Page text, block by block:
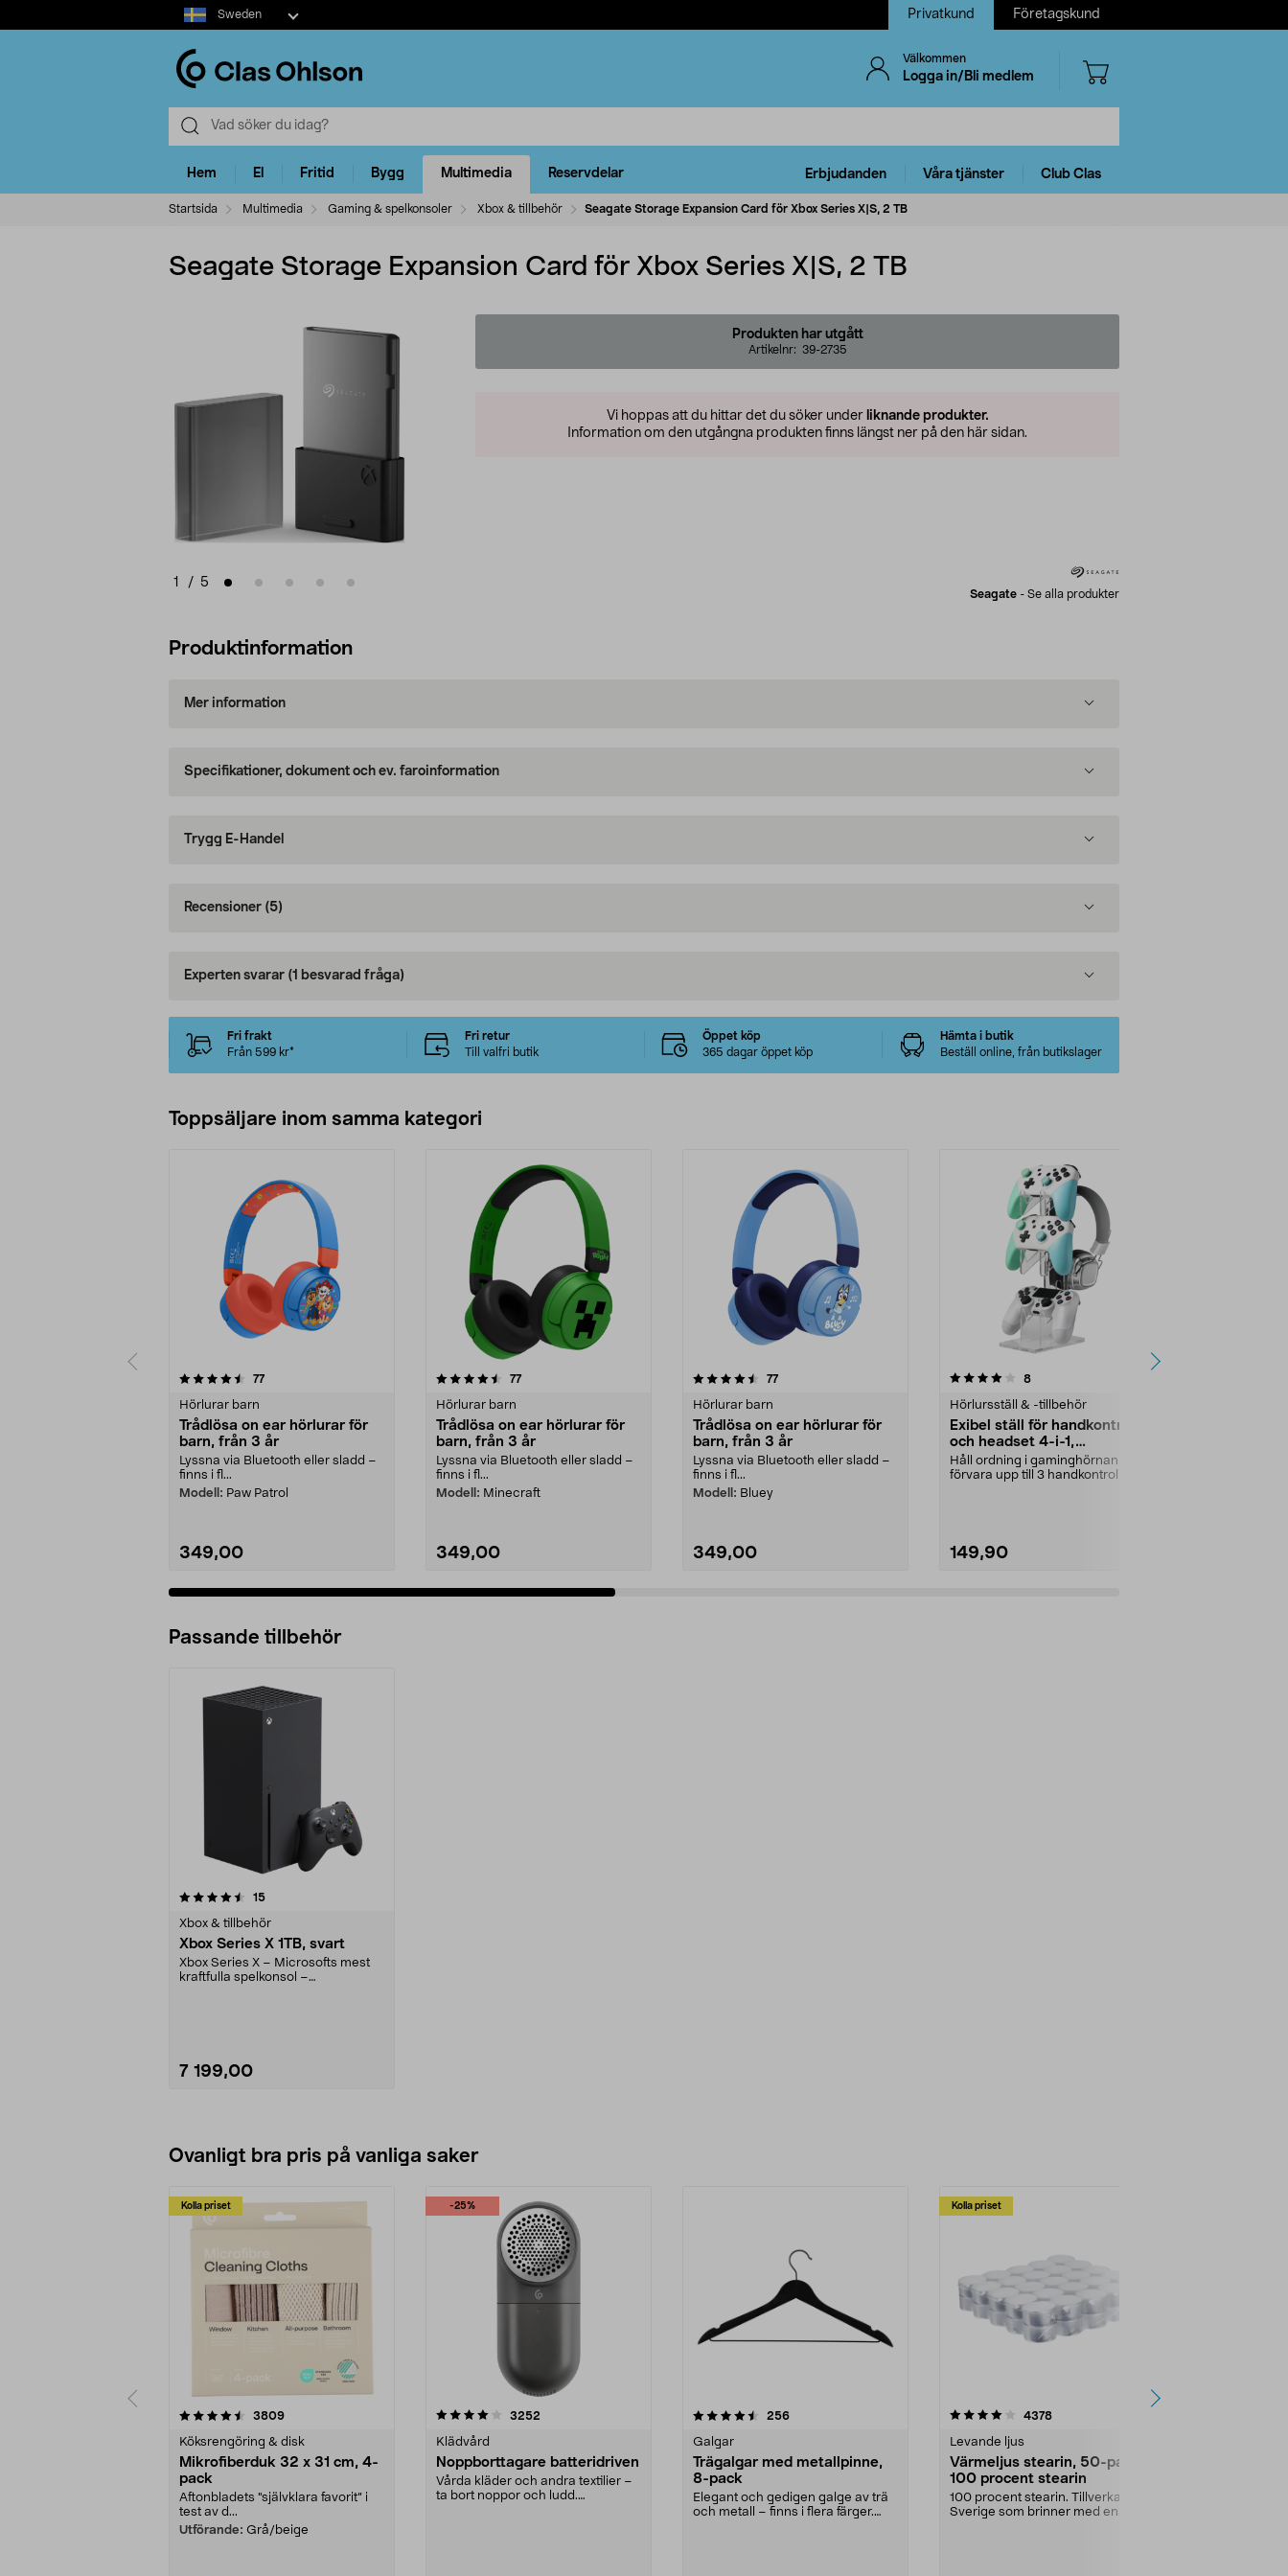
Select
market
Sweden Privatkund Företagskund
Välkommen
Logga in/Bli medlem
Hem El Fritid Bygg Multimedia Reservdelar Erbjudanden Våra tjänster Club Clas
Startsida Multimedia Gaming & spelkonsoler Xbox & tillbehör Seagate Storage Expansion Card för Xbox Series X|S, 2 TB
Seagate Storage Expansion Card för Xbox Series X|S, 2 TB
1 / 5
Produkten har utgått
Artikelnr: 39-2735
Vi hoppas att du hittar det du söker under liknande produkter.
Information om den utgångna produkten finns längst ner på den här sidan.
Seagate - Se alla produkter
Produktinformation
Mer information
Specifikationer, dokument och ev. faroinformation
Trygg E-Handel
Recensioner (5)
Experten svarar (1 besvarad fråga)
Fri frakt
Från 599 kr*
Fri retur
Till valfri butik
Öppet köp
365 dagar öppet köp
Hämta i butik
Beställ online, från butikslager
Toppsäljare inom samma kategori
77recensioner
Hörlurar barn
Trådlösa on ear hörlurar för
barn, från 3 år
Lyssna via Bluetooth eller sladd –
finns i fl...
Modell: Paw Patrol
349,00
4.5 av 5 stjärnor 77recensioner
Hörlurar barn
Trådlösa on ear hörlurar för
barn, från 3 år
Lyssna via Bluetooth eller sladd –
finns i fl...
Modell: Minecraft
349,00
4.5 av 5 stjärnor 77recensioner
Hörlurar barn
Trådlösa on ear hörlurar för
barn, från 3 år
Lyssna via Bluetooth eller sladd –
finns i fl...
Modell: Bluey
349,00
4.0 av 5 stjärnor 8recensioner
Hörlursställ & -tillbehör
Exibel ställ för handkontroller
och headset 4-i-1,
transparent
Håll ordning i gaminghörnan –
förvara upp till 3 handkontroller
149,90
4.5 av 5 stjärnor
Passande tillbehör
15recensioner
Xbox & tillbehör
Xbox Series X 1TB, svart
Xbox Series X – Microsofts mest
kraftfulla spelkonsol –
7 199,00
Ovanligt bra pris på vanliga saker
Kolla priset
3809recensioner
Köksrengöring & disk
Mikrofiberduk 32 x 31 cm, 4-
pack
Aftonbladets "självklara favorit” i
test av d...
Utförande: Grå/beige
-25%
4.0av 5 stjärnor 3252
Klädvård
Noppborttagare batteridriven
Vårda kläder och andra textilier –
ta bort noppor och ludd.
4.5av 5 stjärnor 256recensioner
Galgar
Trägalgar med metallpinne,
8-pack
Elegant och gedigen galge av trä
och metall – finns i flera färger.
Kolla priset
4.0av 5 stjärnor 4378recensioner
Levande ljus
Värmeljus stearin, 50-pack,
100 procent stearin
100 procent stearin. Tillverkade i
Sverige som brinner med en
4.5av 5 stjärnor